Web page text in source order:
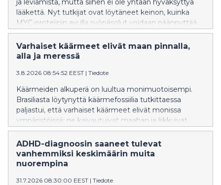
ja leviämistä, mutta siihen ei ole yhtään hyväksyttyä
lääkettä. Nyt tutkijat ovat löytäneet keinon, kuinka
MYC-proteiinin avulla syöpäsolut voidaan näännyttää
nälkään.
Varhaiset käärmeet elivät maan pinnalla,
alla ja meressä
3.8.2026 08:54:52 EEST | Tiedote
Käärmeiden alkuperä on luultua monimuotoisempi.
Brasiliasta löytynyttä käärmefossiilia tutkittaessa
paljastui, että varhaiset käärmeet elivät monissa
ympäristöissä: ne kaivautuivat maahan ja liikkuivat
vedessä.
ADHD-diagnoosin saaneet tulevat
vanhemmiksi keskimäärin muita
nuorempina
31.7.2026 08:30:00 EEST | Tiedote